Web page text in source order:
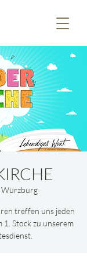
Würzburg
treffen uns jeden
Stock zu unserem